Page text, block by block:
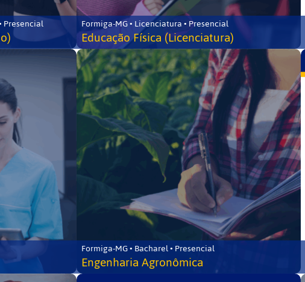
Presencial Formiga-MG • Licenciatura • Presencial
Educação Física (Licenciatura)
Formiga-MG • Bacharel • Presencial
Engenharia Agronômica